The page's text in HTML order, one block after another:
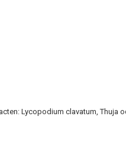
Lycopodium clavatum,